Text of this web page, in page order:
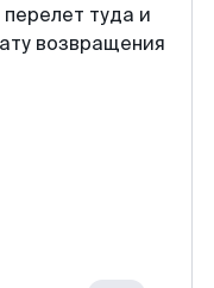
туда и
возвращения